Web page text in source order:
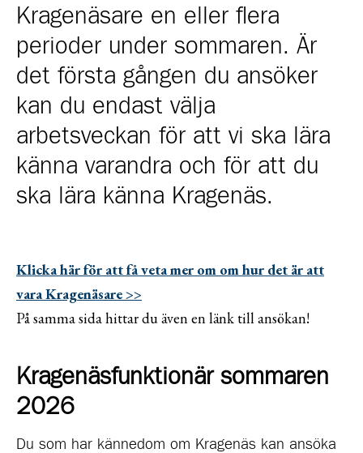
Kragenäsare en eller flera
perioder under sommaren. Är
det första gången du ansöker
kan du endast välja
arbetsveckan för att vi ska lära
känna varandra och för att du
ska lära känna Kragenäs.
Klicka här för att få veta mer om om hur det är att
vara Kragenäsare >>
På samma sida hittar du även en länk till ansökan!
Kragenäsfunktionär sommaren
2026
Du som har kännedom om Kragenäs kan ansöka